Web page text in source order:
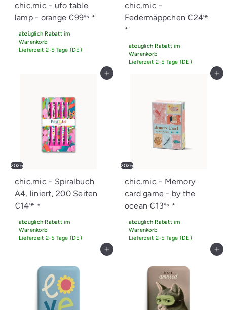
chic.mic - ufo table
lamp - orange€9995 *
abzüglich Rabatt im
Warenkorb
Lieferzeit 2-5 Tage (DE)
chic.mic -
Federmäppchen€2495
*
abzüglich Rabatt im
Warenkorb
Lieferzeit 2-5 Tage (DE)
In den Einkaufswagen legen
2026
chic.mic - Spiralbuch
A4, liniert, 200 Seiten
€1495 *
abzüglich Rabatt im
Warenkorb
Lieferzeit 2-5 Tage (DE)
In den Einkaufswagen legen
2026
chic.mic - Memory
card game - by the
ocean€1395 *
abzüglich Rabatt im
Warenkorb
Lieferzeit 2-5 Tage (DE)
In den Einkaufswagen legen In den Einkaufswagen legen